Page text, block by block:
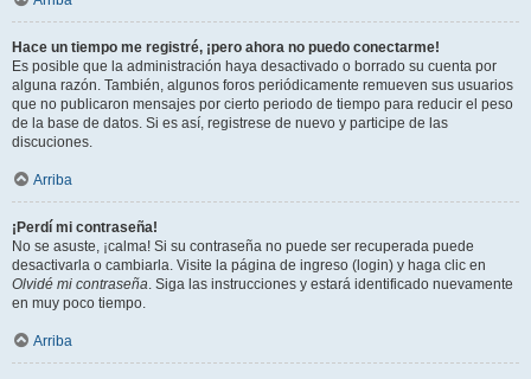
Hace un tiempo me registré, ¡pero ahora no puedo conectarme!
Es posible que la administración haya desactivado o borrado su cuenta por
alguna razón. También, algunos foros periódicamente remueven sus usuarios
que no publicaron mensajes por cierto periodo de tiempo para reducir el peso
de la base de datos. Si es así, registrese de nuevo y participe de las
discuciones.
Arriba
¡Perdí mi contraseña!
No se asuste, ¡calma! Si su contraseña no puede ser recuperada puede
desactivarla o cambiarla. Visite la página de ingreso (login) y haga clic en
Olvidé mi contraseña. Siga las instrucciones y estará identificado nuevamente
en muy poco tiempo.
Arriba